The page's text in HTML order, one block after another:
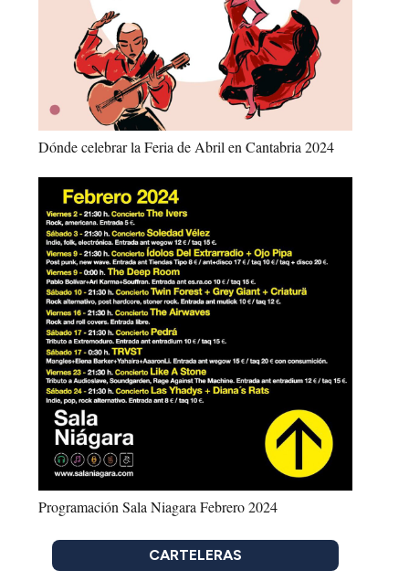
Dónde celebrar la Feria de Abril en Cantabria 2024
Programación Sala Niagara Febrero 2024
CARTELERAS